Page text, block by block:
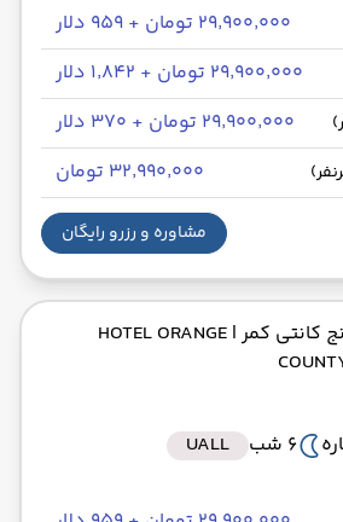
۲۹٬۹۰۰٬۰۰۰ تومان + ۹۵۹ دلار
۲۹٬۹۰۰٬۰۰۰ تومان + ۱٬۸۴۲ دلار
۲۹٬۹۰۰٬۰۰۰ تومان + ۳۷۰ دلار
۳۲٬۹۹۰٬۰۰۰ تومان
مشاوره و رزرو رایگان
کانتی کمر | HOTEL ORANGE
6 شب UALL